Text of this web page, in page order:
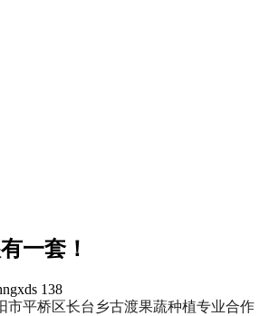
一套！
138
市平桥区长台乡古渡果蔬种植专业合作